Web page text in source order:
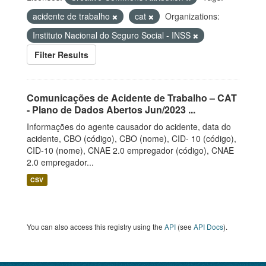
acidente de trabalho
cat
Organizations:
Instituto Nacional do Seguro Social - INSS
Filter Results
Comunicações de Acidente de Trabalho – CAT
- Plano de Dados Abertos Jun/2023 ...
Informações do agente causador do acidente, data do
acidente, CBO (código), CBO (nome), CID- 10 (código),
CID-10 (nome), CNAE 2.0 empregador (código), CNAE
2.0 empregador...
CSV
You can also access this registry using the API (see API Docs).